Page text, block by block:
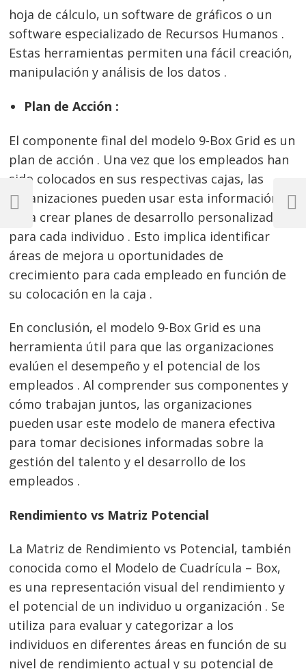
hoja de cálculo, un software de gráficos o un
software especializado de Recursos Humanos .
Estas herramientas permiten una fácil creación,
manipulación y análisis de los datos .
Plan de Acción :
El componente final del modelo 9-Box Grid es un
plan de acción . Una vez que los empleados han
sido colocados en sus respectivas cajas, las
organizaciones pueden usar esta información
para crear planes de desarrollo personalizados
para cada individuo . Esto implica identificar
áreas de mejora u oportunidades de
crecimiento para cada empleado en función de
su colocación en la caja .
En conclusión, el modelo 9-Box Grid es una
herramienta útil para que las organizaciones
evalúen el desempeño y el potencial de los
empleados . Al comprender sus componentes y
cómo trabajan juntos, las organizaciones
pueden usar este modelo de manera efectiva
para tomar decisiones informadas sobre la
gestión del talento y el desarrollo de los
empleados .
Rendimiento vs Matriz Potencial
La Matriz de Rendimiento vs Potencial, también
conocida como el Modelo de Cuadrícula – Box,
es una representación visual del rendimiento y
el potencial de un individuo u organización . Se
utiliza para evaluar y categorizar a los
individuos en diferentes áreas en función de su
nivel de rendimiento actual y su potencial de
Navegación
de
entradas
Previous
Next